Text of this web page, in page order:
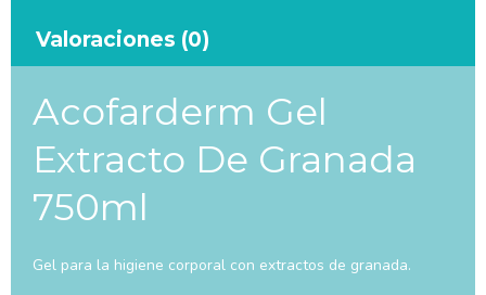
Valoraciones (0)
Acofarderm Gel
Extracto De Granada
750ml
Gel para la higiene corporal con extractos de granada.